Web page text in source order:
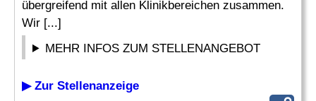
übergreifend mit allen Klinikbereichen zusammen.
Wir [...]
MEHR INFOS ZUM STELLENANGEBOT
▶ Zur Stellenanzeige